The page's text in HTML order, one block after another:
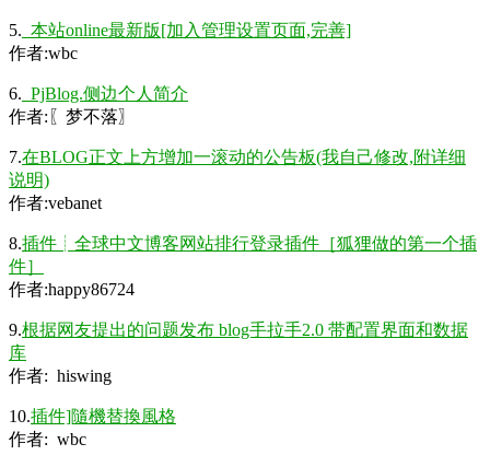
5. 本站online最新版[加入管理设置页面,完善]
作者:wbc
6. PjBlog.侧边个人简介
作者:〖梦不落〗
7.在BLOG正文上方增加一滚动的公告板(我自己修改,附详细
说明)
作者:vebanet
8.插件┊全球中文博客网站排行登录插件［狐狸做的第一个插
件］
作者:happy86724
9.根据网友提出的问题发布 blog手拉手2.0 带配置界面和数据
库
作者: hiswing
10.插件]隨機替換風格
作者: wbc